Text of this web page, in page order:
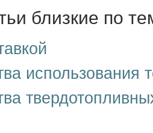
близкие по
использования